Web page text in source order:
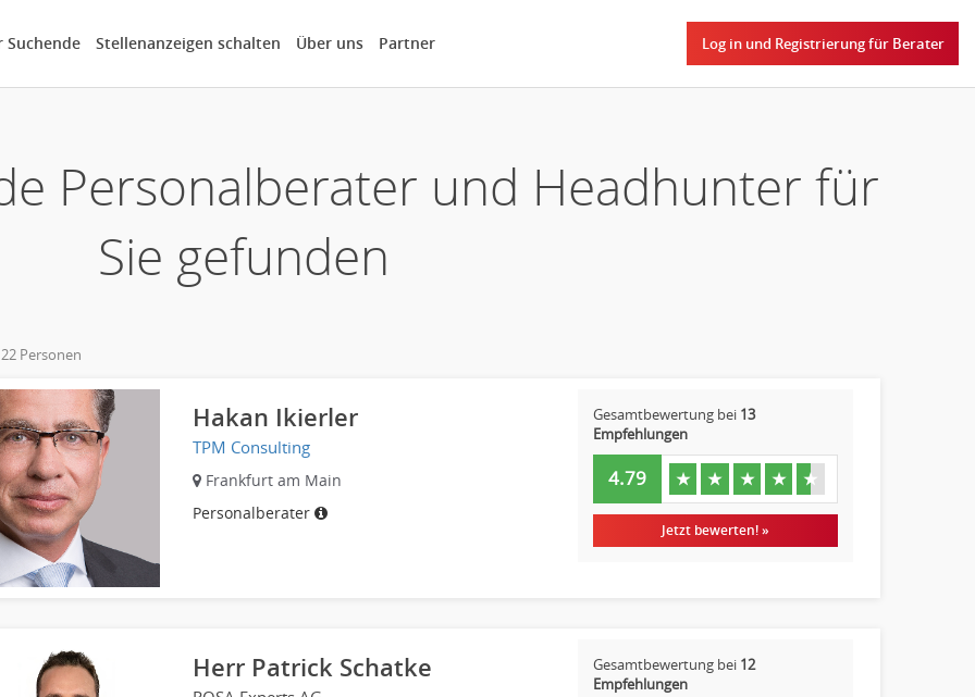
Suchende Stellenanzeigen schalten Über uns Partner Log in und Registrierung für Berater
Personalberater und Headhunter für
Sie gefunden
Personen
Hakan Ikierler
TPM Consulting
Frankfurt am Main
Personalberater
Gesamtbewertung bei 13
Empfehlungen
4.79 ★ ★ ★ ★ ★
Jetzt bewerten! »
Herr Patrick Schatke Gesamtbewertung bei 12
Empfehlungen